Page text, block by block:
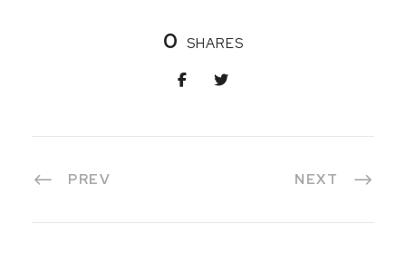
0 SHARES
PREV NEXT